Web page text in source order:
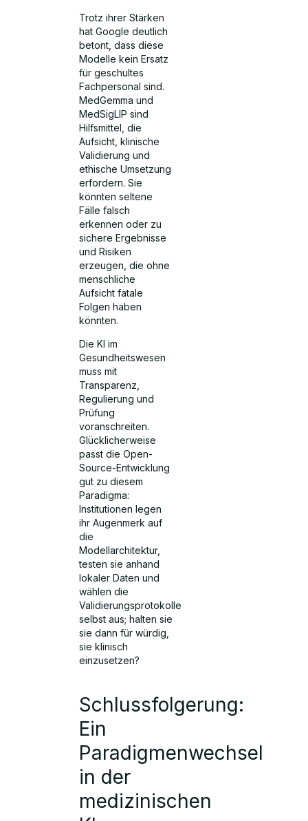
Trotz ihrer Stärken
hat Google deutlich
betont, dass diese
Modelle kein Ersatz
für geschultes
Fachpersonal sind.
MedGemma und
MedSigLIP sind
Hilfsmittel, die
Aufsicht, klinische
Validierung und
ethische Umsetzung
erfordern. Sie
könnten seltene
Fälle falsch
erkennen oder zu
sichere Ergebnisse
und Risiken
erzeugen, die ohne
menschliche
Aufsicht fatale
Folgen haben
könnten.
Die KI im
Gesundheitswesen
muss mit
Transparenz,
Regulierung und
Prüfung
voranschreiten.
Glücklicherweise
passt die Open-
Source-Entwicklung
gut zu diesem
Paradigma:
Institutionen legen
ihr Augenmerk auf
die
Modellarchitektur,
testen sie anhand
lokaler Daten und
wählen die
Validierungsprotokolle
selbst aus; halten sie
sie dann für würdig,
sie klinisch
einzusetzen?
Schlussfolgerung:
Ein
Paradigmenwechsel
in der
medizinischen